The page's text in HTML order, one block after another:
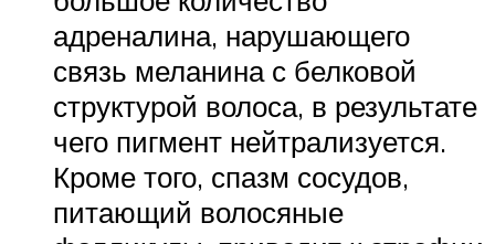
адреналина, нарушающего
связь меланина с белковой
структурой волоса, в результате
чего пигмент нейтрализуется.
Кроме того, спазм сосудов,
питающий волосяные